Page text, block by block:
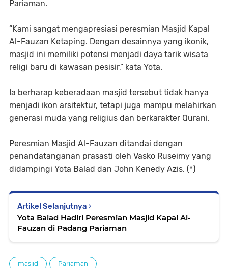
Pariaman.
“Kami sangat mengapresiasi peresmian Masjid Kapal
Al-Fauzan Ketaping. Dengan desainnya yang ikonik,
masjid ini memiliki potensi menjadi daya tarik wisata
religi baru di kawasan pesisir,” kata Yota.
Ia berharap keberadaan masjid tersebut tidak hanya
menjadi ikon arsitektur, tetapi juga mampu melahirkan
generasi muda yang religius dan berkarakter Qurani.
Peresmian Masjid Al-Fauzan ditandai dengan
penandatanganan prasasti oleh Vasko Ruseimy yang
didampingi Yota Balad dan John Kenedy Azis. (*)
Artikel Selanjutnya
Yota Balad Hadiri Peresmian Masjid Kapal Al-
Fauzan di Padang Pariaman
masjid Pariaman